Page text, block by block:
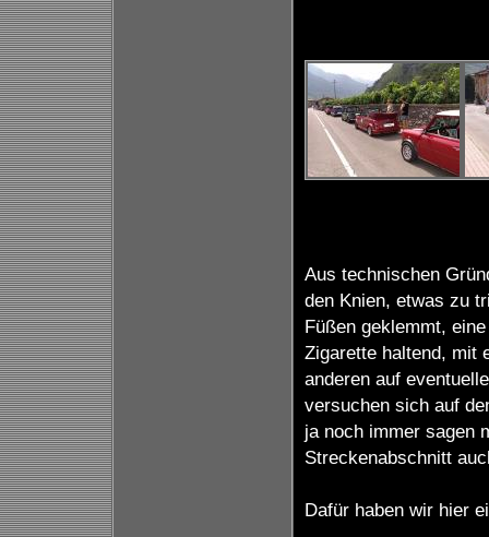
Aus technischen
den Knien, etwas zu
Füßen geklemmt,
Zigarette haltend, mit
anderen auf
versuchen sich auf
ja noch immer sagen
Streckenabschnitt
Dafür haben wir hier